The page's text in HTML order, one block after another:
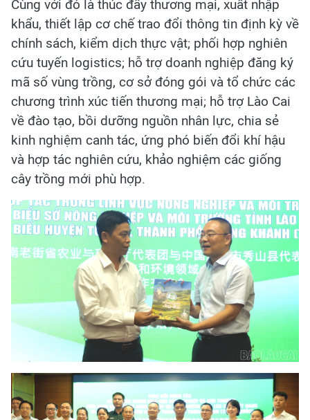
Cùng với đó là thúc đẩy thương mại, xuất nhập
khẩu, thiết lập cơ chế trao đổi thông tin định kỳ về
chính sách, kiểm dịch thực vật; phối hợp nghiên
cứu tuyến logistics; hỗ trợ doanh nghiệp đăng ký
mã số vùng trồng, cơ sở đóng gói và tổ chức các
chương trình xúc tiến thương mại; hỗ trợ Lào Cai
về đào tạo, bồi dưỡng nguồn nhân lực, chia sẻ
kinh nghiệm canh tác, ứng phó biến đổi khí hậu
và hợp tác nghiên cứu, khảo nghiệm các giống
cây trồng mới phù hợp.